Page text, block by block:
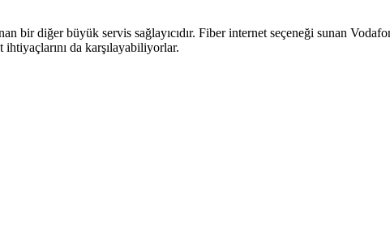
diğer büyük servis sağlayıcıdır. Fiber internet seçeneği sunan
ihtiyaçlarını da karşılayabiliyorlar.